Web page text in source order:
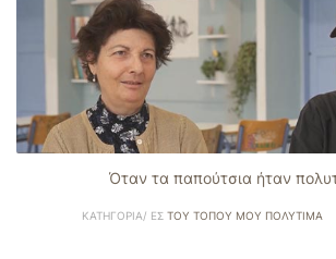
Όταν τα παπούτσια ήταν
ΚΑΤΗΓΟΡΊΑ/ ΕΣ ΤΟΥ ΤΌΠΟΥ ΜΟΥ ΠΟΛΎΤΙΜΑ